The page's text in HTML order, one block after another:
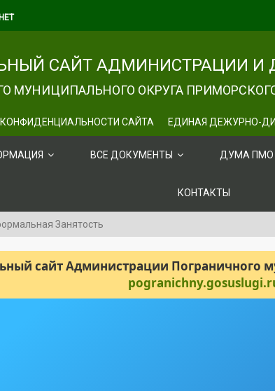
САЙТ АДМИНИСТРАЦИИ И
МУНИЦИПАЛЬНОГО ОКРУГА
САЙТА ЕДИНАЯ ДЕЖУРНО-
ВСЕ ДОКУМЕНТЫ ДУМА ПМО
КОНТАКТЫ
Занятость
сайт Администрации Пограничного